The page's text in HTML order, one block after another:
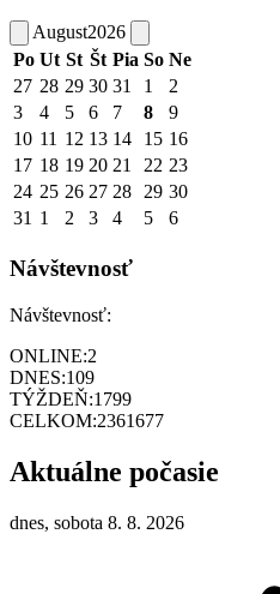
August2026
Po Ut St Št Pia So Ne
27 28 29 30 31 1
2
3
4 5 6 7 8
9
10 11 12 13 14 15 16
17 18 19 20 21 22 23
24 25 26 27 28 29 30
31 1 2 3 4 5 6
Návštevnosť
Návštevnosť:
ONLINE:2
DNES:109
TÝŽDEŇ:1799
CELKOM:2361677
Aktuálne počasie
dnes, sobota 8. 8. 2026